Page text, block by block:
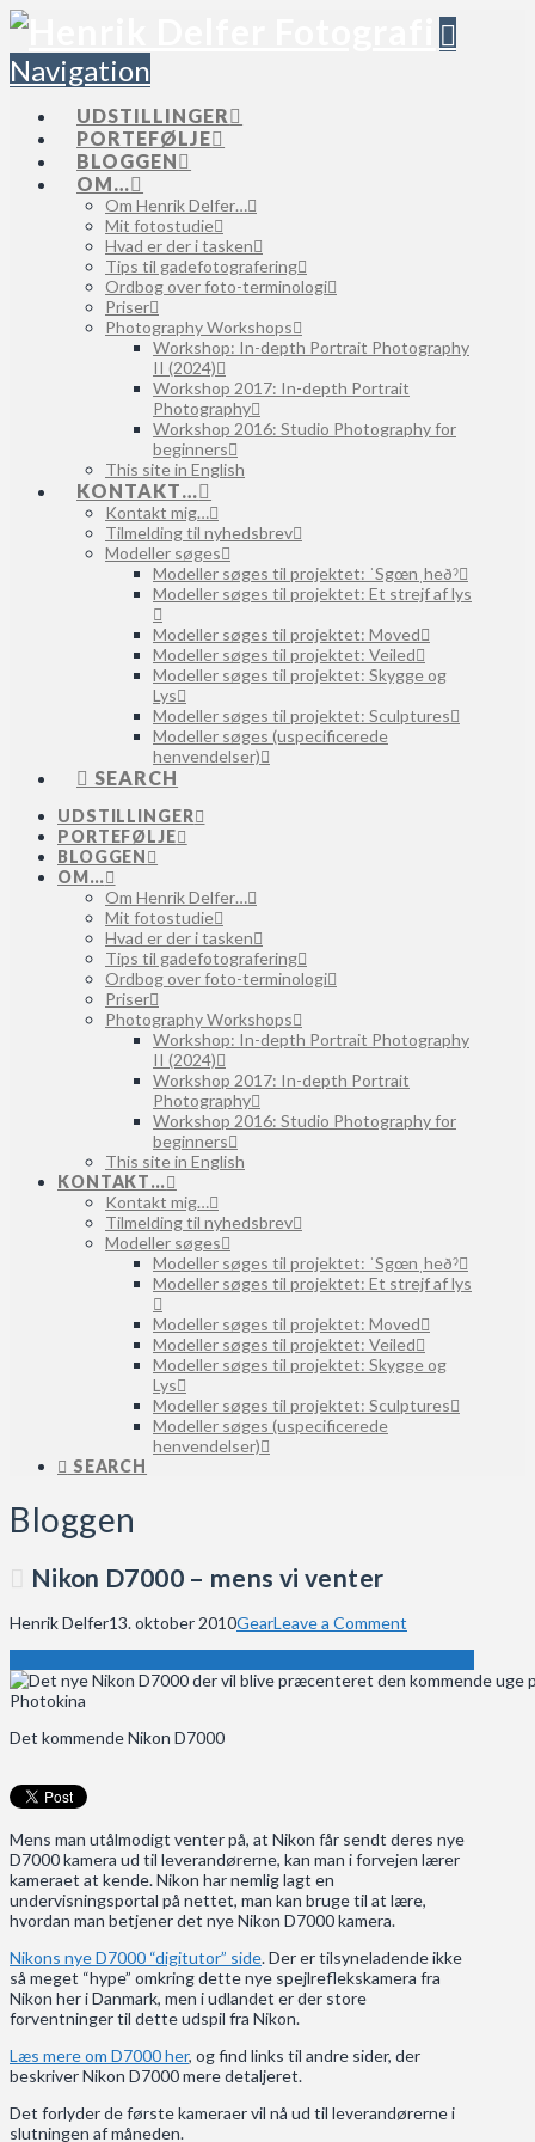
Navigation
UDSTILLINGER
PORTEFØLJE
BLOGGEN
OM…
Om Henrik Delfer…
Mit fotostudie
Hvad er der i tasken
Tips til gadefotografering
Ordbog over foto-terminologi
Priser
Photography Workshops
Workshop: In-depth Portrait Photography
II (2024)
Workshop 2017: In-depth Portrait
Photography
Workshop 2016: Studio Photography for
beginners
This site in English
KONTAKT…
Kontakt mig…
Tilmelding til nyhedsbrev
Modeller søges
Modeller søges til projektet: ˈSgœnˌheðˀ
Modeller søges til projektet: Et strejf af lys
Modeller søges til projektet: Moved
Modeller søges til projektet: Veiled
Modeller søges til projektet: Skygge og
Lys
Modeller søges til projektet: Sculptures
Modeller søges (uspecificerede
henvendelser)
SEARCH
UDSTILLINGER
PORTEFØLJE
BLOGGEN
OM…
Om Henrik Delfer…
Mit fotostudie
Hvad er der i tasken
Tips til gadefotografering
Ordbog over foto-terminologi
Priser
Photography Workshops
Workshop: In-depth Portrait Photography
II (2024)
Workshop 2017: In-depth Portrait
Photography
Workshop 2016: Studio Photography for
beginners
This site in English
KONTAKT…
Kontakt mig…
Tilmelding til nyhedsbrev
Modeller søges
Modeller søges til projektet: ˈSgœnˌheðˀ
Modeller søges til projektet: Et strejf af lys
Modeller søges til projektet: Moved
Modeller søges til projektet: Veiled
Modeller søges til projektet: Skygge og
Lys
Modeller søges til projektet: Sculptures
Modeller søges (uspecificerede
henvendelser)
SEARCH
Bloggen
Nikon D7000 – mens vi venter
Henrik Delfer13. oktober 2010GearLeave a Comment
Det kommende Nikon D7000
Mens man utålmodigt venter på, at Nikon får sendt deres nye
D7000 kamera ud til leverandørerne, kan man i forvejen lærer
kameraet at kende. Nikon har nemlig lagt en
undervisningsportal på nettet, man kan bruge til at lære,
hvordan man betjener det nye Nikon D7000 kamera.
Nikons nye D7000 “digitutor” side. Der er tilsyneladende ikke
så meget “hype” omkring dette nye spejlreflekskamera fra
Nikon her i Danmark, men i udlandet er der store
forventninger til dette udspil fra Nikon.
Læs mere om D7000 her, og find links til andre sider, der
beskriver Nikon D7000 mere detaljeret.
Det forlyder de første kameraer vil nå ud til leverandørerne i
slutningen af måneden.